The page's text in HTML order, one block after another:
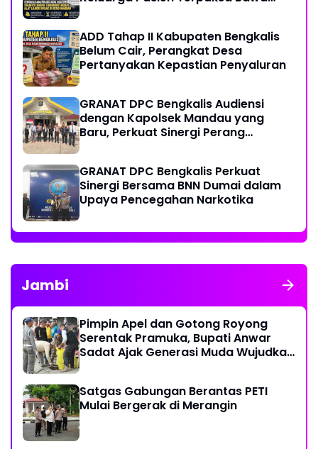
Transfusi Darah
ADD Tahap II Kabupaten Bengkalis
Belum Cair, Perangkat Desa
Pertanyakan Kepastian Penyaluran
GRANAT DPC Bengkalis Audiensi
dengan Kapolsek Mandau yang
Baru, Perkuat Sinergi Perang
GRANAT DPC Bengkalis Perkuat
Sinergi Bersama BNN Dumai dalam
Upaya Pencegahan Narkotika
Jambi
Pimpin Apel dan Gotong Royong
Serentak Pramuka, Bupati Anwar
Sadat Ajak Generasi Muda Wujudkan
Satgas Gabungan Berantas PETI
Mulai Bergerak di Merangin